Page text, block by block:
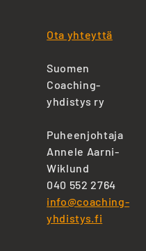
Ota yhteyttä
Suomen
Coaching-
yhdistys ry
Puheenjohtaja
Annele Aarni-
Wiklund
040 552 2764
info@coaching-
yhdistys.fi